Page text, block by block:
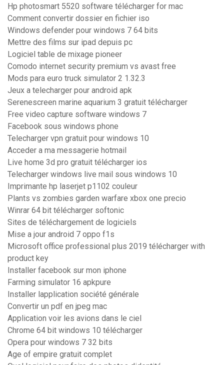
Hp photosmart 5520 software télécharger for mac
Comment convertir dossier en fichier iso
Windows defender pour windows 7 64 bits
Mettre des films sur ipad depuis pc
Logiciel table de mixage pioneer
Comodo internet security premium vs avast free
Mods para euro truck simulator 2 1.32.3
Jeux a telecharger pour android apk
Serenescreen marine aquarium 3 gratuit télécharger
Free video capture software windows 7
Facebook sous windows phone
Telecharger vpn gratuit pour windows 10
Acceder a ma messagerie hotmail
Live home 3d pro gratuit télécharger ios
Telecharger windows live mail sous windows 10
Imprimante hp laserjet p1102 couleur
Plants vs zombies garden warfare xbox one precio
Winrar 64 bit télécharger softonic
Sites de téléchargement de logiciels
Mise a jour android 7 oppo f1s
Microsoft office professional plus 2019 télécharger with
product key
Installer facebook sur mon iphone
Farming simulator 16 apkpure
Installer lapplication société générale
Convertir un pdf en jpeg mac
Application voir les avions dans le ciel
Chrome 64 bit windows 10 télécharger
Opera pour windows 7 32 bits
Age of empire gratuit complet